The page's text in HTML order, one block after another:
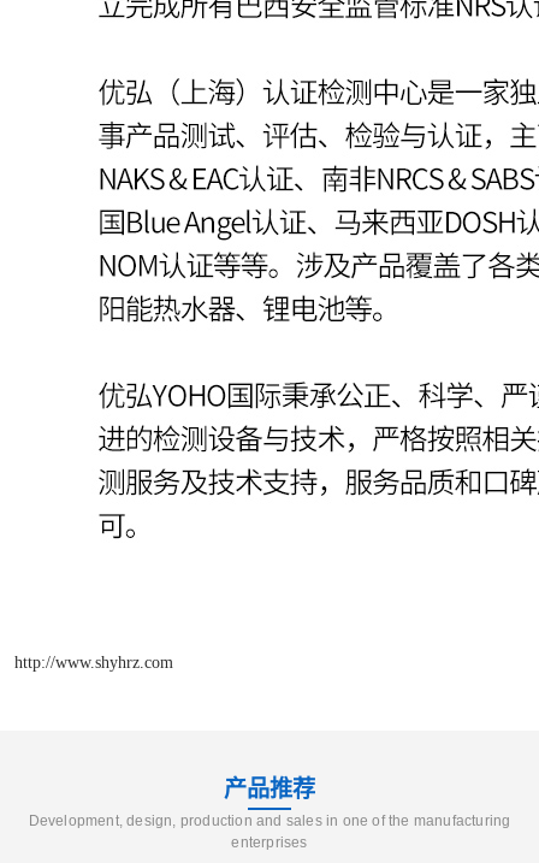
http://www.shyhrz.com
产品推荐
Development, design, production and sales in one of the manufacturing
enterprises